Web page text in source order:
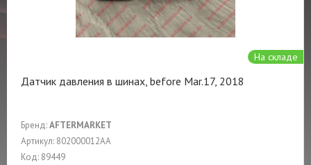
На складе
Датчик давления в шинах, before Mar.17, 2018
Бренд:AFTERMARKET
Артикул: 802000012AA
Код: 89449